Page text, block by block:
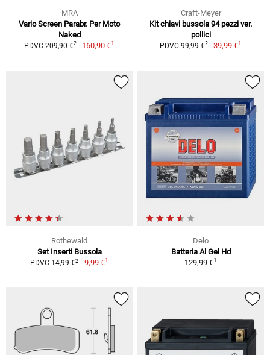
MRA
Vario Screen Parabr. Per Moto
Naked
PDVC 209,90 €2 160,90 €1
Craft-Meyer
Kit chiavi bussola 94 pezzi ver.
pollici
PDVC 99,99 €2 39,99 €1
Rothewald
Set Inserti Bussola
PDVC 14,99 €2 9,99 €1
Delo
Batteria Al Gel Hd
129,99 €1